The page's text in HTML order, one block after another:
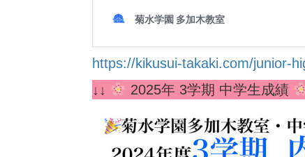
https://kikusui-takaki.com/junior-
↓↓
2025年 3学期 中学生成績